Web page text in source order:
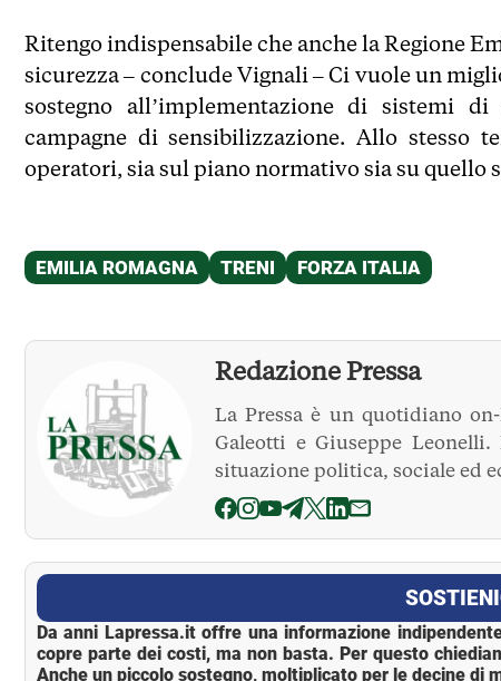
Ritengo indispensabile che anche la Regione
sicurezza – conclude Vignali – Ci vuole un
sostegno all’implementazione di sistemi
campagne di sensibilizzazione. Allo stesso
operatori, sia sul piano normativo sia su quello
Redazione Pressa
La Pressa è un quotidiano
Galeotti e Giuseppe
situazione politica, sociale ed
La Pressa
Da anni Lapressa.it offre una informazione
copre parte dei costi, ma non basta. Per questo
Anche un piccolo sostegno, moltiplicato per le decine di